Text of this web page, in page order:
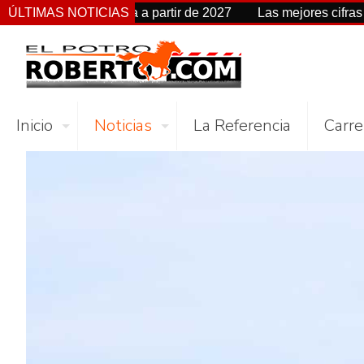
ÚLTIMAS NOTICIAS
fecha a partir de 2027 Las mejores cifras Beyer de esta
Inicio Noticias La Referencia